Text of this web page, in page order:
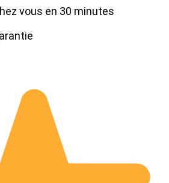
vous en 30 minutes